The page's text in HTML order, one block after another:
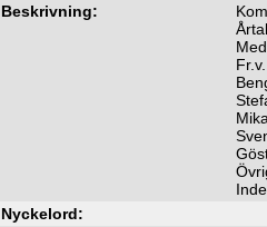
Beskrivning:
Fr.v.
Nyckelord: